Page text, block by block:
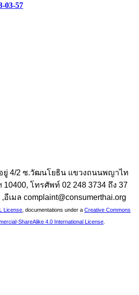
03-57
ยู่ 4/2 ซ.วัฒนโยธิน แขวงถนนพญาไท
10400, โทรศัพท์ 02 248 3734 ถึง 37
เมล complaint@consumerthai.org
License , documentations under a Creative Commons
ShareAlike 4.0 International License